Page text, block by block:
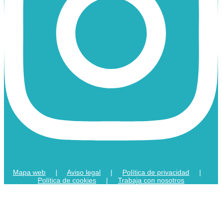
Mapa web | Aviso legal | Política de privacidad |
Política de cookies | Trabaja con nosotros